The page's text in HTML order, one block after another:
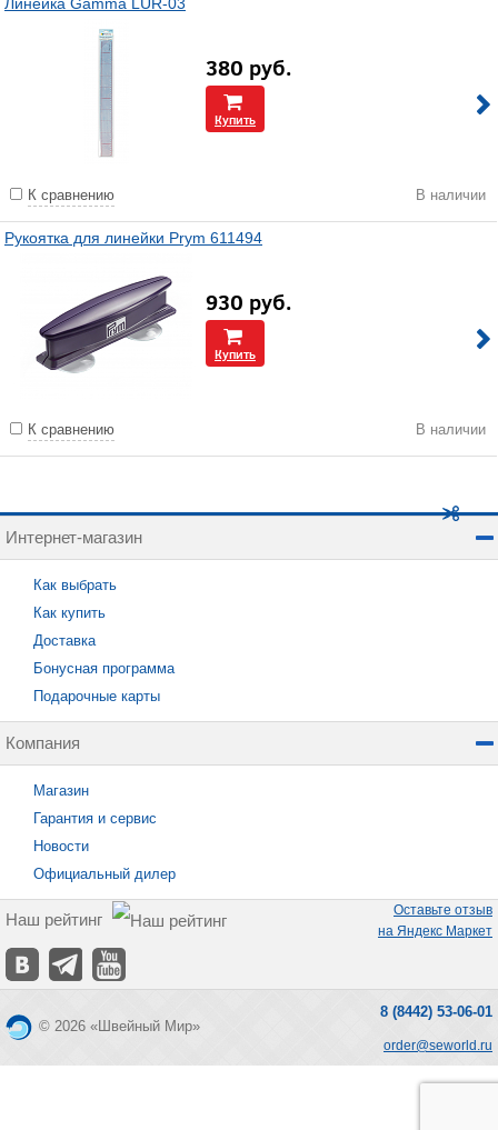
380 руб.
Купить
К сравнению В наличии
Рукоятка для линейки Prym 611494
930 руб.
Купить
К сравнению В наличии
Интернет-магазин
Как выбрать
Как купить
Доставка
Бонусная программа
Подарочные карты
Компания
Магазин
Гарантия и сервис
Новости
Официальный дилер
Наш рейтинг
Оставьте отзыв
на Яндекс Маркет
© 2026 «Швейный Мир»
8 (8442) 53-06-01
order@seworld.ru